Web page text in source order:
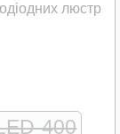
люстр
400